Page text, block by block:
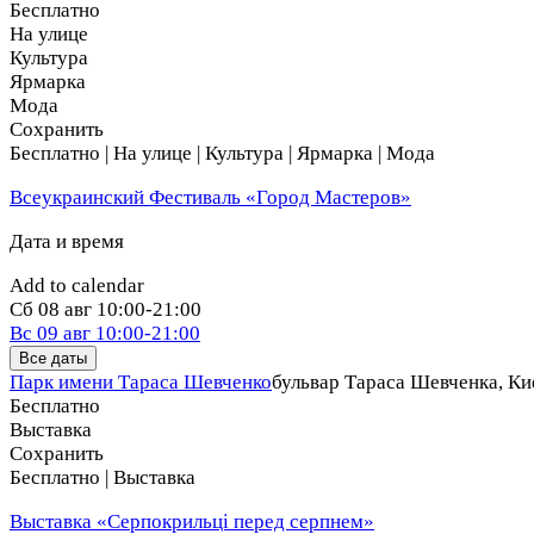
Бесплатно
На улице
Культура
Ярмарка
Мода
Сохранить
Бесплатно | На улице | Культура | Ярмарка | Мода
Всеукраинский Фестиваль «Город Мастеров»
Дата и время
Add to calendar
Сб 08 авг 10:00-21:00
Вс 09 авг 10:00-21:00
Все даты
Парк имени Тараса Шевченкобульвар Тараса Шевченка,
Бесплатно
Выставка
Сохранить
Бесплатно | Выставка
Выставка «Серпокрильці перед серпнем»